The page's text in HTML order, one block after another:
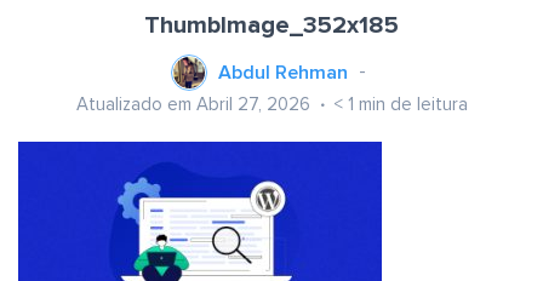
ThumbImage_352x185
Abdul Rehman
Atualizado em Abril 27, 2026 < 1 min de leitura